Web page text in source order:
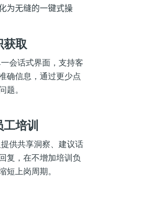
为无缝的一键式操
获取
会话式界面，支持客
确信息，通过更少点
题。
培训
供共享洞察、建议话
复，在不增加培训负
短上岗周期。